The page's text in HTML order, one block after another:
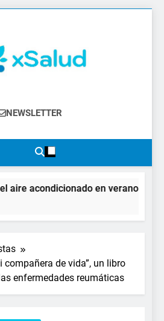
Del Sector Salud. Congresos Y
Atención Primaria,
Especialistas, Farmacia, Etc…
NEWSLETTER
aire acondicionado en verano:
compañera de vida”, un libro
enfermedades reumáticas